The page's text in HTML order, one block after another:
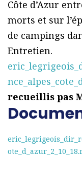
Côte d’Azur
morts et sur
de campings
Entretien.
recueillis pas